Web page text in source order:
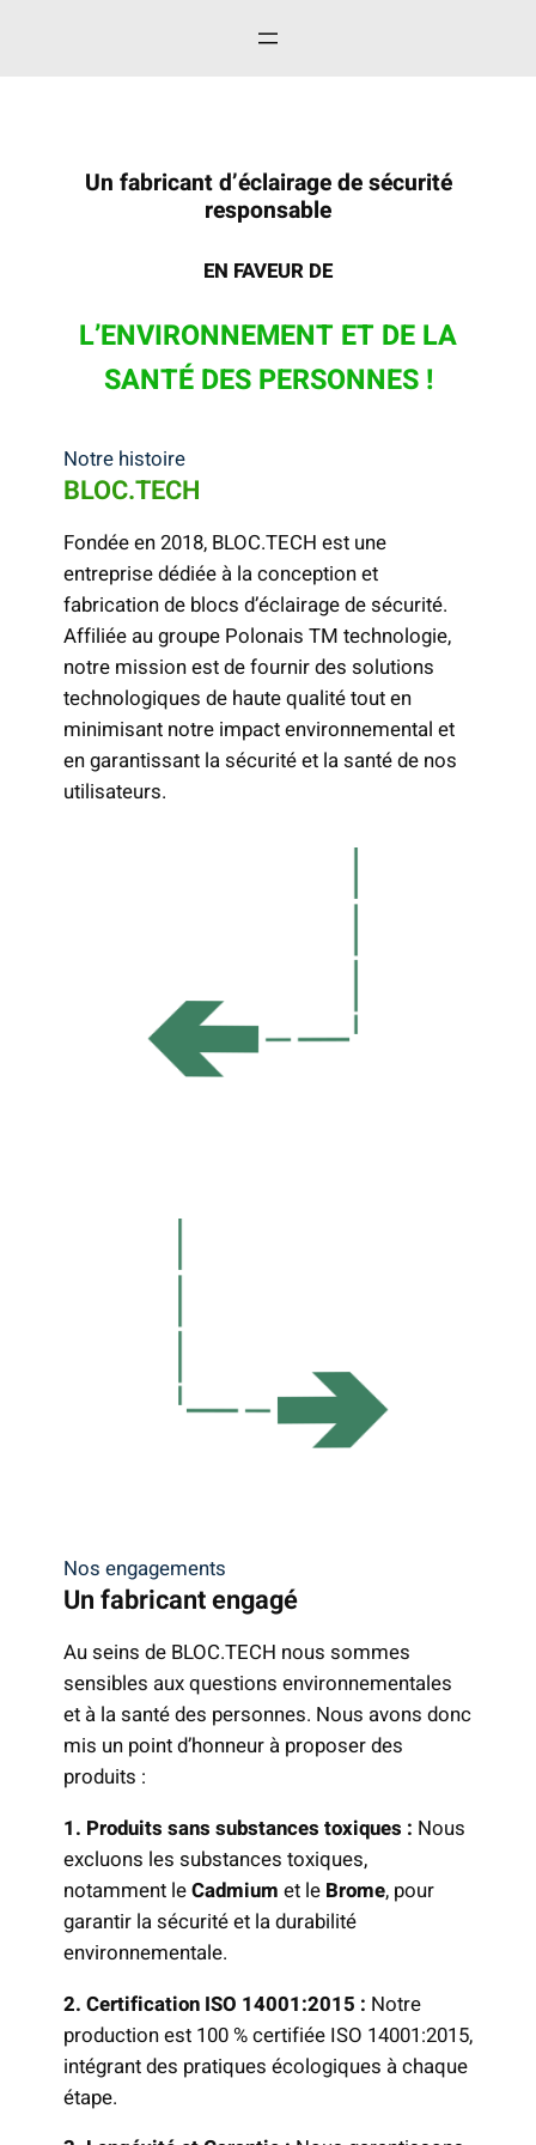
Un fabricant d’éclairage de sécurité
responsable
EN FAVEUR DE
L’ENVIRONNEMENT ET DE LA
SANTÉ DES PERSONNES !
Notre histoire
BLOC.TECH
Fondée en 2018, BLOC.TECH est une
entreprise dédiée à la conception et
fabrication de blocs d’éclairage de sécurité.
Affiliée au groupe Polonais TM technologie,
notre mission est de fournir des solutions
technologiques de haute qualité tout en
minimisant notre impact environnemental et
en garantissant la sécurité et la santé de nos
utilisateurs.
Nos engagements
Un fabricant engagé
Au seins de BLOC.TECH nous sommes
sensibles aux questions environnementales
et à la santé des personnes. Nous avons donc
mis un point d’honneur à proposer des
produits :
1. Produits sans substances toxiques : Nous
excluons les substances toxiques,
notamment leCadmium et le Brome, pour
garantir la sécurité et la durabilité
environnementale.
2. Certification ISO 14001:2015 : Notre
production est 100 % certifiée ISO 14001:2015,
intégrant des pratiques écologiques à chaque
étape.